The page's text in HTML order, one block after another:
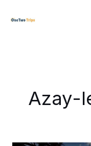
Azay-